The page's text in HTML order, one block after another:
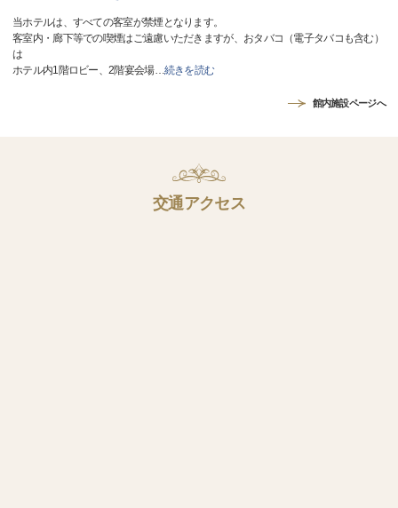
当ホテルは、すべての客室が禁煙となります。
客室内・廊下等での喫煙はご遠慮いただきますが、おタバコ（電子タバコも含む）
は
ホテル内1階ロビー、2階宴会場…続きを読む
館内施設ページへ
交通アクセス